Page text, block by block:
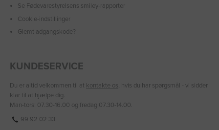
Se Fødevarestyrelsens smiley-rapporter
Cookie-indstillinger
Glemt adgangskode?
KUNDESERVICE
Du er altid velkommen til at kontakte os, hvis du har spørgsmål - vi sidder
klar til at hjælpe dig.
Man-tors: 07.30-16.00 og fredag 07.30-14.00.
99 92 02 33